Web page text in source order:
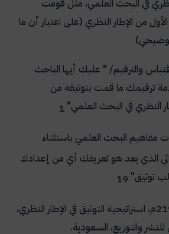
في البحث العلمي، مثل قومت
من الإطار النظري (على اعتبار أن ما
والترقيم/ " عليك أيها الباحث
ترقيمك ما قمت بتوثيقه من
النظري في البحث العلمي" 1
مفاهيم البحث العلمي باستثناء
الذي يعد هو تعريفك أي من إعدادك
توثيق" 19
2- يوسف، عبد الله: 219م، استراتيجية التوثيق في الإطار النظري،
للنشر والتوزيع، السعودية.